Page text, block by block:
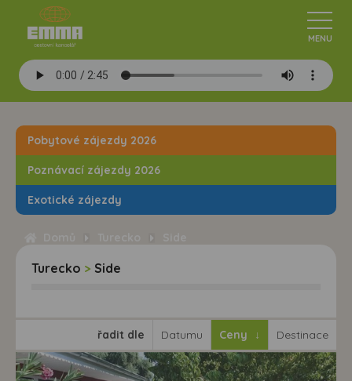
Pobytové zájezdy 2026
Poznávací zájezdy 2026
Exotické zájezdy
Turecko > Side
řadit dle Datumu Ceny Destinace